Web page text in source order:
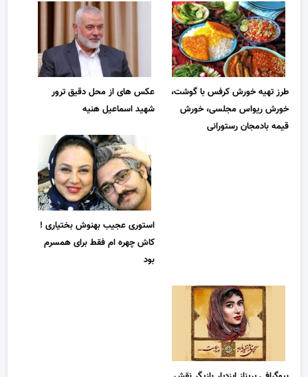
طرز تهیه خورش کرفس با گوشت،
خورش ریواس مجلسی، خورش
قیمه بادمجان رستورانی
عکس های از محل دقیق ترور
شهید اسماعیل هنیه
استوری عجیب بهنوش بختیاری !
کاش چهره ام فقط برای همسرم
بود